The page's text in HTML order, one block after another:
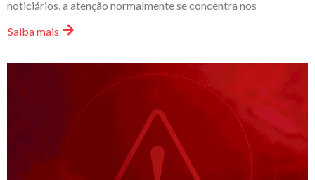
noticiários, a atenção normalmente se concentra nos
Saiba mais